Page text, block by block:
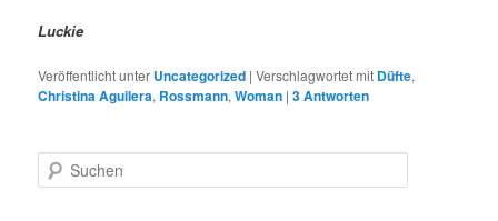
Luckie
Veröffentlicht unter Uncategorized |Verschlagwortet mit Düfte,
Christina Aguilera, Rossmann,Woman |3Antworten
u